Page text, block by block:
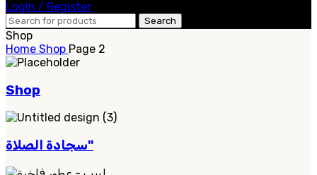
Login / Register
Search
Shop
Home Shop Page 2
Shop
سجادة الصلاة"